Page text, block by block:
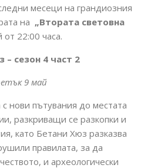
месеци на грандиозния
на „Втората световна
22:00 часа.
сезон 4 част 2
9 май
нови пътувания до местата
разкриващи се разкопки и
като Бетани Хюз разказва
правилата, за да
и археологически